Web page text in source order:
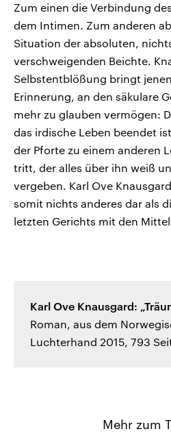
Zum einen die Verbindung
dem Intimen. Zum anderen
Situation der absoluten,
verschweigenden Beichte.
Selbstentblößung bringt
Erinnerung, an den säkulare
mehr zu glauben vermögen:
das irdische Leben beendet
der Pforte zu einem anderen
tritt, der alles über ihn weiß
vergeben. Karl Ove
somit nichts anderes dar als
letzten Gerichts mit den
Karl Ove Knausgard:
Roman, aus dem
Luchterhand 2015, 793
Mehr zum